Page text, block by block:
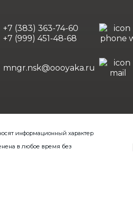
+7 (383) 363-74-60
+7 (999) 451-48-68
mngr.nsk@oooyaka.ru
информационный характер
в любое время без